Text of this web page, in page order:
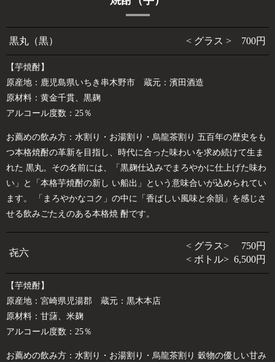
黒丸（黒） < グラス > 700円
【芋焼酎】
原産地：鹿児島県いちき串木野市 蔵元：濱田酒造
原材料：黄金千貫、黒麹
アルコール度数：25％
お薦めの飲み方：水割り・お湯割り・烏龍茶割り 五百年の歴史をも
つ本格焼酎の革新を目指し、時代に合った味わいを求め続けて生ま
れた 黒丸。その名前には、「黒麹仕込みでまろやかに仕上げた味わ
い」と「本格芋焼酎の新し い船出」という意味合いが込められてい
ます。 「まろやかなコク」の中に「香ばしい風味と余韻」を感じさ
せる飲みごたえのある本格焼 酎です。
㐂六
< グラス> 750円
< ボトル> 6,500円
【芋焼酎】
原産地：宮崎県児湯郡 蔵元：黒木本店
原材料：甘藷、米麹
アルコール度数：25％
お薦めの飲み方：水割り・お湯割り・烏龍茶割り 穀物の優しい甘み